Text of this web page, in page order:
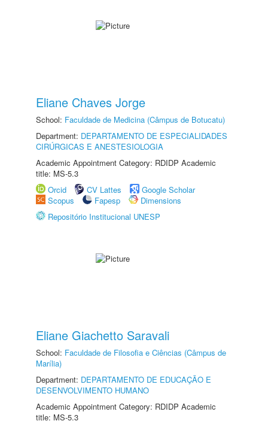
Eliane Chaves Jorge
School: Faculdade de Medicina (Câmpus de Botucatu)
Department: DEPARTAMENTO DE ESPECIALIDADES
CIRÚRGICAS E ANESTESIOLOGIA
Academic Appointment Category: RDIDP Academic
title: MS-5.3
Orcid
CV Lattes
Google Scholar
Scopus
Fapesp
Dimensions
Repositório Institucional UNESP
Eliane Giachetto Saravali
School: Faculdade de Filosofia e Ciências (Câmpus de
Marília)
Department: DEPARTAMENTO DE EDUCAÇÃO E
DESENVOLVIMENTO HUMANO
Academic Appointment Category: RDIDP Academic
title: MS-5.3